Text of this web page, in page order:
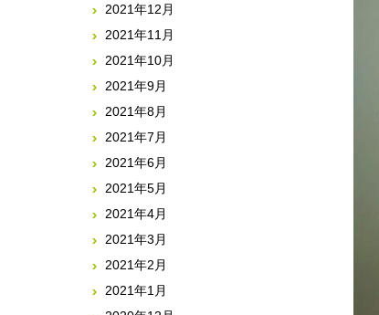
2021年12月
2021年11月
2021年10月
2021年9月
2021年8月
2021年7月
2021年6月
2021年5月
2021年4月
2021年3月
2021年2月
2021年1月